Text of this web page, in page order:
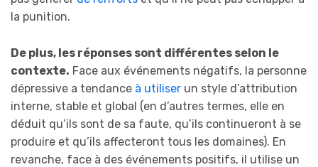
la punition.
De plus, les réponses sont différentes selon le
contexte. Face aux événements négatifs, la personne
dépressive a tendance à utiliser un style d’attribution
interne, stable et global (en d’autres termes, elle en
déduit qu’ils sont de sa faute, qu’ils continueront à se
produire et qu’ils affecteront tous les domaines). En
revanche, face à des événements positifs, il utilise un